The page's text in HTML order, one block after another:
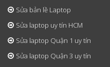
Sửa bản lề Laptop
Sửa laptop uy tín HCM
Sửa laptop Quận 1 uy tín
Sửa laptop Quận 3 uy tín